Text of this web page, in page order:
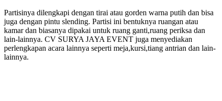
Partisinya dilengkapi dengan tirai atau gorden warna putih dan bisa
juga dengan pintu slending. Partisi ini bentuknya ruangan atau
kamar dan biasanya dipakai untuk ruang ganti,ruang periksa dan
lain-lainnya. CV SURYA JAYA EVENT juga menyediakan
perlengkapan acara lainnya seperti meja,kursi,tiang antrian dan lain-
lainnya.